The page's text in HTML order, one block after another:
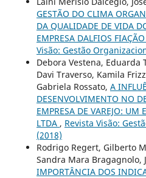
GESTÃO DO CLIMA
DA QUALIDADE DE VIDA
EMPRESA DALFIOS
Visão: Gestão
Debora Vestena, Eduarda
Davi Traverso, Kamila
Gabriela Rossato, A
DESENVOLVIMENTO NO
EMPRESA DE VAREJO: UM
LTDA , Revista Visão:
(2018)
Rodrigo Regert, Gilberto
Sandra Mara Bragagnolo,
IMPORTÂNCIA DOS